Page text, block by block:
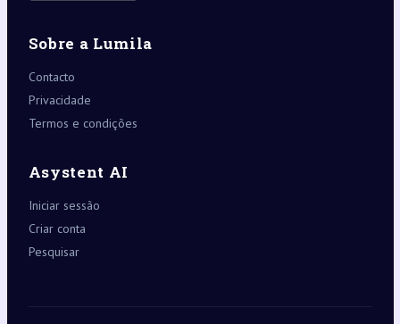
Sobre a Lumila
Contacto
Privacidade
Termos e condições
Asystent AI
Iniciar sessão
Criar conta
Pesquisar